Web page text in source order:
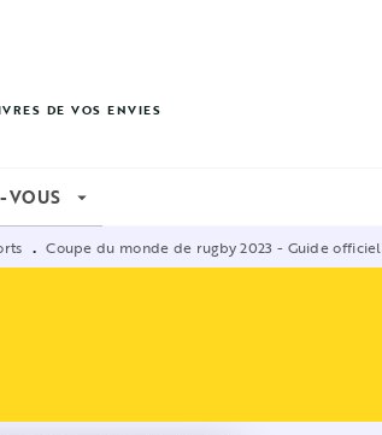
DE VOS ENVIES
VOUS arrow_drop_down
• Coupe du monde de rugby 2023 - Guide officiel